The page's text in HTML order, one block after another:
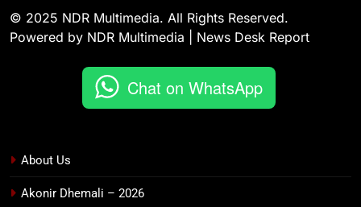
© 2025 NDR Multimedia. All Rights Reserved.
Powered by NDR Multimedia | News Desk Report
Chat on WhatsApp
About Us
Akonir Dhemali – 2026